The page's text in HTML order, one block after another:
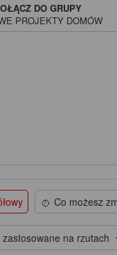
DO GRUPY
PROJEKTY DOMÓW
Co możesz
na rzutach